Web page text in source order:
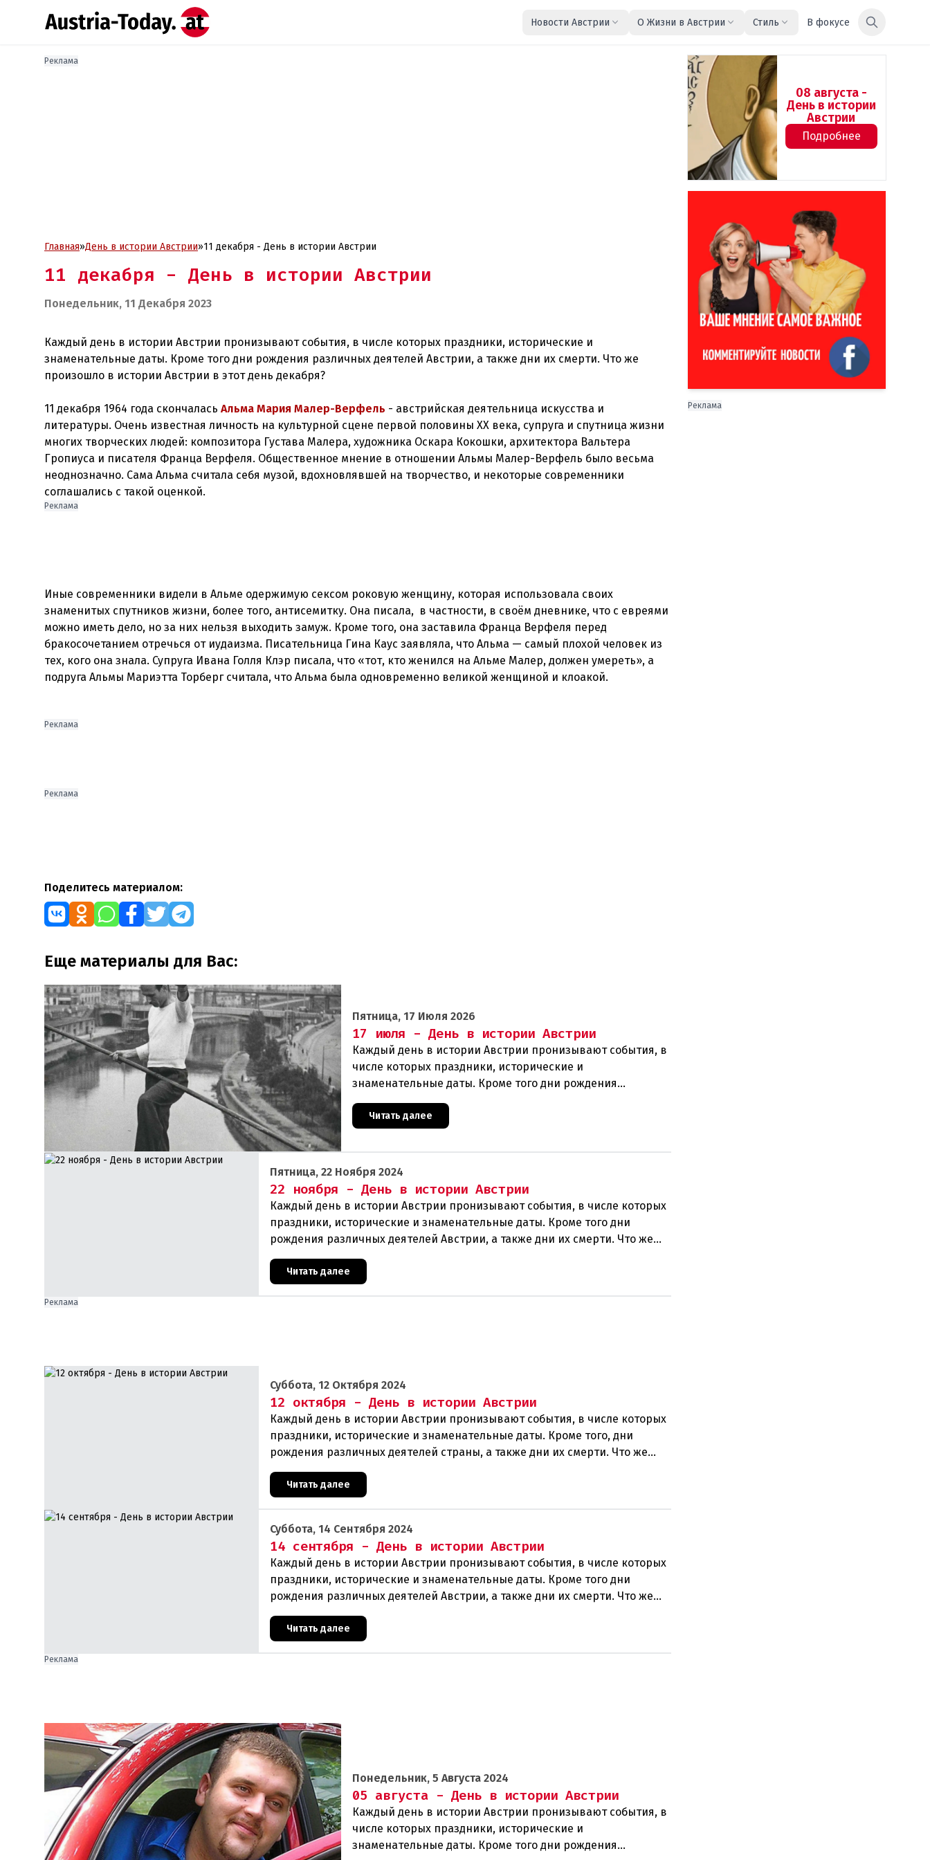
Новости Австрии О Жизни в Австрии Стиль В фокусе
Реклама
Главная»День в истории Австрии»11 декабря - День в истории Австрии
11 декабря - День в истории Австрии
Понедельник, 11 Декабря 2023
Каждый день в истории Австрии пронизывают события, в числе которых праздники, исторические и
знаменательные даты. Кроме того дни рождения различных деятелей Австрии, а также дни их смерти. Что же
произошло в истории Австрии в этот день декабря?
11 декабря 1964 года скончалась Альма Мария Малер-Верфель - австрийская деятельница искусства и
литературы. Очень известная личность на культурной сцене первой половины XX века, супруга и спутница жизни
многих творческих людей: композитора Густава Малера, художника Оскара Кокошки, архитектора Вальтера
Гропиуса и писателя Франца Верфеля. Общественное мнение в отношении Альмы Малер-Верфель было весьма
неоднозначно. Сама Альма считала себя музой, вдохновлявшей на творчество, и некоторые современники
соглашались с такой оценкой.
Реклама
Иные современники видели в Альме одержимую сексом роковую женщину, которая использовала своих
знаменитых спутников жизни, более того, антисемитку. Она писала, в частности, в своём дневнике, что с евреями
можно иметь дело, но за них нельзя выходить замуж. Кроме того, она заставила Франца Верфеля перед
бракосочетанием отречься от иудаизма. Писательница Гина Каус заявляла, что Альма — самый плохой человек из
тех, кого она знала. Супруга Ивана Голля Клэр писала, что «тот, кто женился на Альме Малер, должен умереть», а
подруга Альмы Мариэтта Торберг считала, что Альма была одновременно великой женщиной и клоакой.
Реклама
Реклама
Поделитесь материалом:
Еще материалы для Вас:
Пятница, 17 Июля 2026
17 июля - День в истории Австрии
Каждый день в истории Австрии пронизывают события, в
числе которых праздники, исторические и
знаменательные даты. Кроме того дни рождения
же произ
Читать далее
Пятница, 22 Ноября 2024
22 ноября - День в истории Австрии
Каждый день в истории Австрии пронизывают события, в числе которых
праздники, исторические и знаменательные даты. Кроме того дни
рождения различных деятелей Австрии, а также дни их смерти. Что же
прои
Читать далее
Реклама
Суббота, 12 Октября 2024
12 октября - День в истории Австрии
Каждый день в истории Австрии пронизывают события, в числе которых
праздники, исторические и знаменательные даты. Кроме того, дни
рождения различных деятелей страны, а также дни их смерти. Что же
прои
Читать далее
Суббота, 14 Сентября 2024
14 сентября - День в истории Австрии
Каждый день в истории Австрии пронизывают события, в числе которых
праздники, исторические и знаменательные даты. Кроме того дни
рождения различных деятелей Австрии, а также дни их смерти. Что же
прои
Читать далее
Реклама
Понедельник, 5 Августа 2024
05 августа - День в истории Австрии
Каждый день в истории Австрии пронизывают события, в
числе которых праздники, исторические и
знаменательные даты. Кроме того дни рождения
08 августа -
День в истории
Австрии
Подробнее
Реклама